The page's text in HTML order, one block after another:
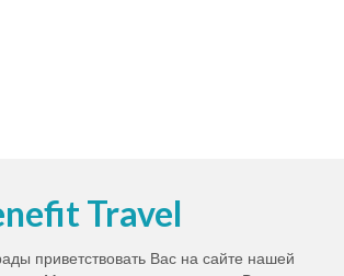
Travel
приветствовать Вас на сайте нашей